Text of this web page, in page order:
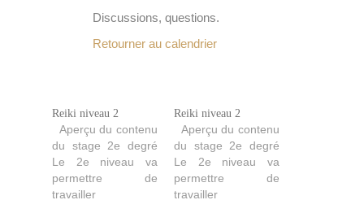
Discussions, questions.
Retourner au calendrier
Reiki niveau 2
Aperçu du contenu
du stage 2e degré
Le 2e niveau va
permettre de
travailler
Reiki niveau 2
Aperçu du contenu
du stage 2e degré
Le 2e niveau va
permettre de
travailler